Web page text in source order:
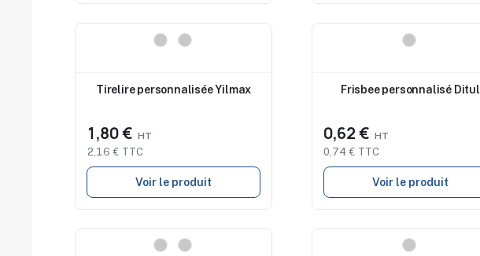
Tirelire personnalisée Yilmax
1,80 €
2,16 € TTC
Voir le produit
Frisbee personnalisé Ditul
0,62 €
0,74 € TTC
Voir le produit